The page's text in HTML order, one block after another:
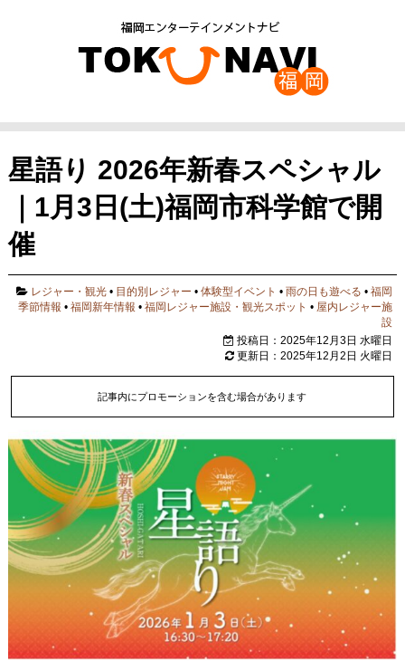
星語り 2026年新春スペシャル
｜1月3日(土)福岡市科学館で開
催
レジャー・観光 • 目的別レジャー •体験型イベント •雨の日も遊べる •福岡
季節情報 •福岡新年情報 •福岡レジャー施設・観光スポット • 屋内レジャー施
設
投稿日：2025年12月3日 水曜日
更新日：2025年12月2日 火曜日
記事内にプロモーションを含む場合があります